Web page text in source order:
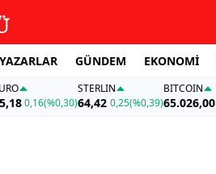
YAZARLAR GÜNDEM EKONOMİ
0,16(%0,30)
STERLIN
64,42 0,25(%0,39)
BITCOIN
65.026,00